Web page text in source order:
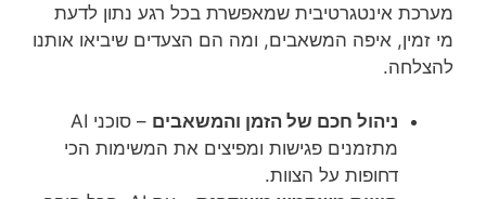
מערכת אינטגרטיבית שמאפשרת בכל רגע נתון לדעת
מי זמין, איפה המשאבים, ומה הם הצעדים שיביאו אותנו
להצלחה.
ניהול חכם של הזמן והמשאבים
– סוכני AI
מתזמנים פגישות ומפיצים את המשימות הכי
דחופות על הצוות.